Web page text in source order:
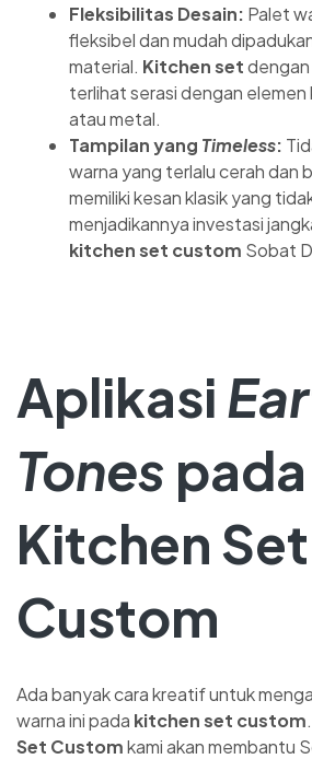
Fleksibilitas Desain: Palet
fleksibel dan mudah
material. Kitchen setdengan
terlihat serasi dengan elemen
atau metal.
Tampilan yang Timeless:
warna yang terlalu cerah dan
memiliki kesan klasik yang
menjadikannya investasi
kitchen set custom Sobat
Aplikasi
Tones pada
Kitchen Set
Custom
Ada banyak cara kreatif untuk
warna ini pada kitchen set custom
Set Customkami akan membantu